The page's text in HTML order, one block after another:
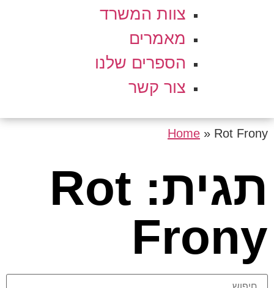
צוות המשרד
מאמרים
הספרים שלנו
צור קשר
Home » Rot Frony
תגית: Rot
Frony